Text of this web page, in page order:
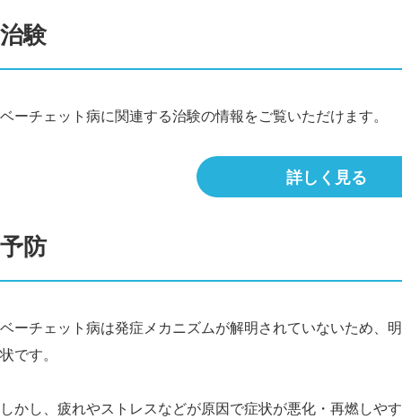
治験
ベーチェット病に関連する治験の情報をご覧いただけます。
詳しく見る
予防
ベーチェット病は発症メカニズムが解明されていないため、
状です。
しかし、疲れやストレスなどが原因で症状が悪化・再燃しや